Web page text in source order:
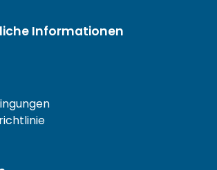
Informationen